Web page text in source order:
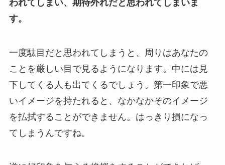
われてしまい、期待外れだと思われてしまいま
す。
一度駄目だと思われてしまうと、周りはあなたの
ことを厳しい目で見るようになります。中には見
下してくる人も出てくるでしょう。第一印象で悪
いイメージを持たれると、なかなかそのイメージ
を払拭することができません。はっきり損になっ
てしまうんですね。